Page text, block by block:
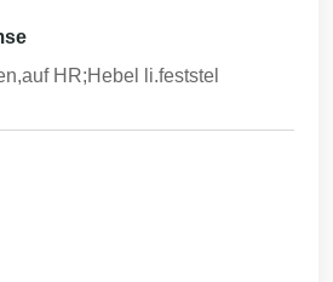
HR;Hebel li.feststel